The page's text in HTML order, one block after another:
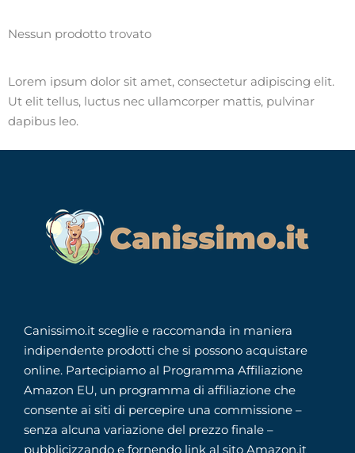
Nessun prodotto trovato
Lorem ipsum dolor sit amet, consectetur adipiscing elit.
Ut elit tellus, luctus nec ullamcorper mattis, pulvinar
dapibus leo.
Canissimo.it sceglie e raccomanda in maniera
indipendente prodotti che si possono acquistare
online. Partecipiamo al Programma Affiliazione
Amazon EU, un programma di affiliazione che
consente ai siti di percepire una commissione –
senza alcuna variazione del prezzo finale –
pubblicizzando e fornendo link al sito Amazon.it